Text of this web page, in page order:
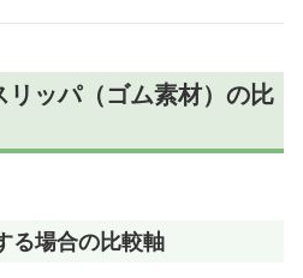
ッパ（ゴム素材）の比
る場合の比較軸